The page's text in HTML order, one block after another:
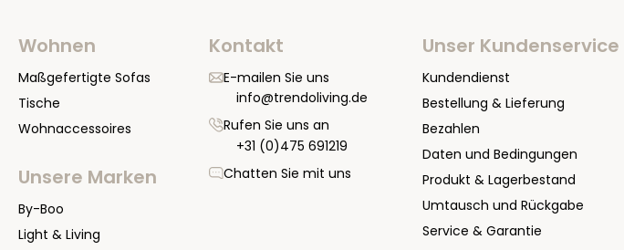
Wohnen
Maßgefertigte Sofas
Tische
Wohnaccessoires
Unsere Marken
By-Boo
Light & Living
Kontakt
E-mailen Sie uns
info@trendoliving.de
Rufen Sie uns an
+31 (0)475 691219
Chatten Sie mit uns
Unser Kundenservice
Kundendienst
Bestellung & Lieferung
Bezahlen
Daten und Bedingungen
Produkt & Lagerbestand
Umtausch und Rückgabe
Service & Garantie